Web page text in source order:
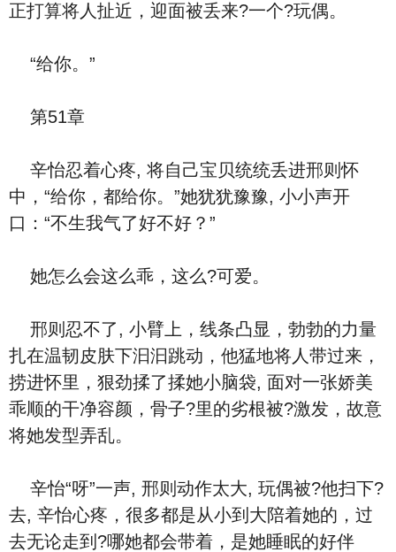
正打算将人扯近，迎面被丢来?一个?玩偶。
“给你。”
第51章
辛怡忍着心疼, 将自己宝贝统统丢进邢则怀
中，“给你，都给你。”她犹犹豫豫, 小小声开
口：“不生我气了好不好？”
她怎么会这么乖，这么?可爱。
邢则忍不了, 小臂上，线条凸显，勃勃的力量
扎在温韧皮肤下汩汩跳动，他猛地将人带过来，
捞进怀里，狠劲揉了揉她小脑袋, 面对一张娇美
乖顺的干净容颜，骨子?里的劣根被?激发，故意
将她发型弄乱。
辛怡“呀”一声, 邢则动作太大, 玩偶被?他扫下?
去, 辛怡心疼，很多都是从小到大陪着她的，过
去无论走到?哪她都会带着，是她睡眠的好伴